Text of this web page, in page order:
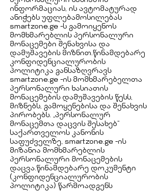
ინფორმაციას, ის ავტომატურად
ანიჭებს უფლებამოსილებას
smartzone.ge -ს გამოიყენოს
მომხმარებლის პერსონალური
მონაცემები შენახვისა და
დამუშავების მიზნით.წინამდებარე
კონფიდენციალურობის
პოლიტიკა განსაზღვრავს
smartzone.ge -ის მომხმარებელთა
პერსონალური ხასიათის
მონაცემების დამუშავების წესს,
მიზნებს, გამოყენებისა და შენახვის
პირობებს. „პერსონალურ
მონაცემთა დაცვის შესახებ“
საქართველოს კანონის
საფუძველზე, smartzone.ge -ის
მიზანია მომხმარებლის
პერსონალური მონაცემების
დაცვა.წინამდებარე დოკუმენტი
(კონფიდენციალურობის
პოლიტიკა) წარმოადგენს